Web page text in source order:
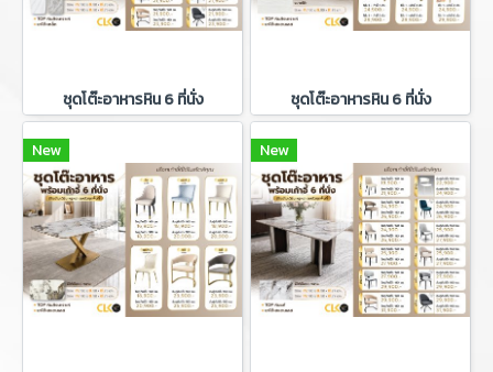
ชุดโต๊ะอาหารหิน 6 ที่นั่ง ชุดโต๊ะอาหารหิน 6 ที่นั่ง
New New